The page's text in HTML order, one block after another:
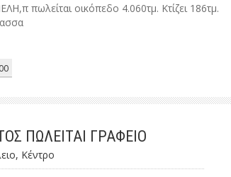
πωλείται οικόπεδο 4.060τμ. Κτίζει 186τμ.
ΠΩΛΕΙΤΑΙ ΓΡΑΦΕΙΟ
Κέντρο